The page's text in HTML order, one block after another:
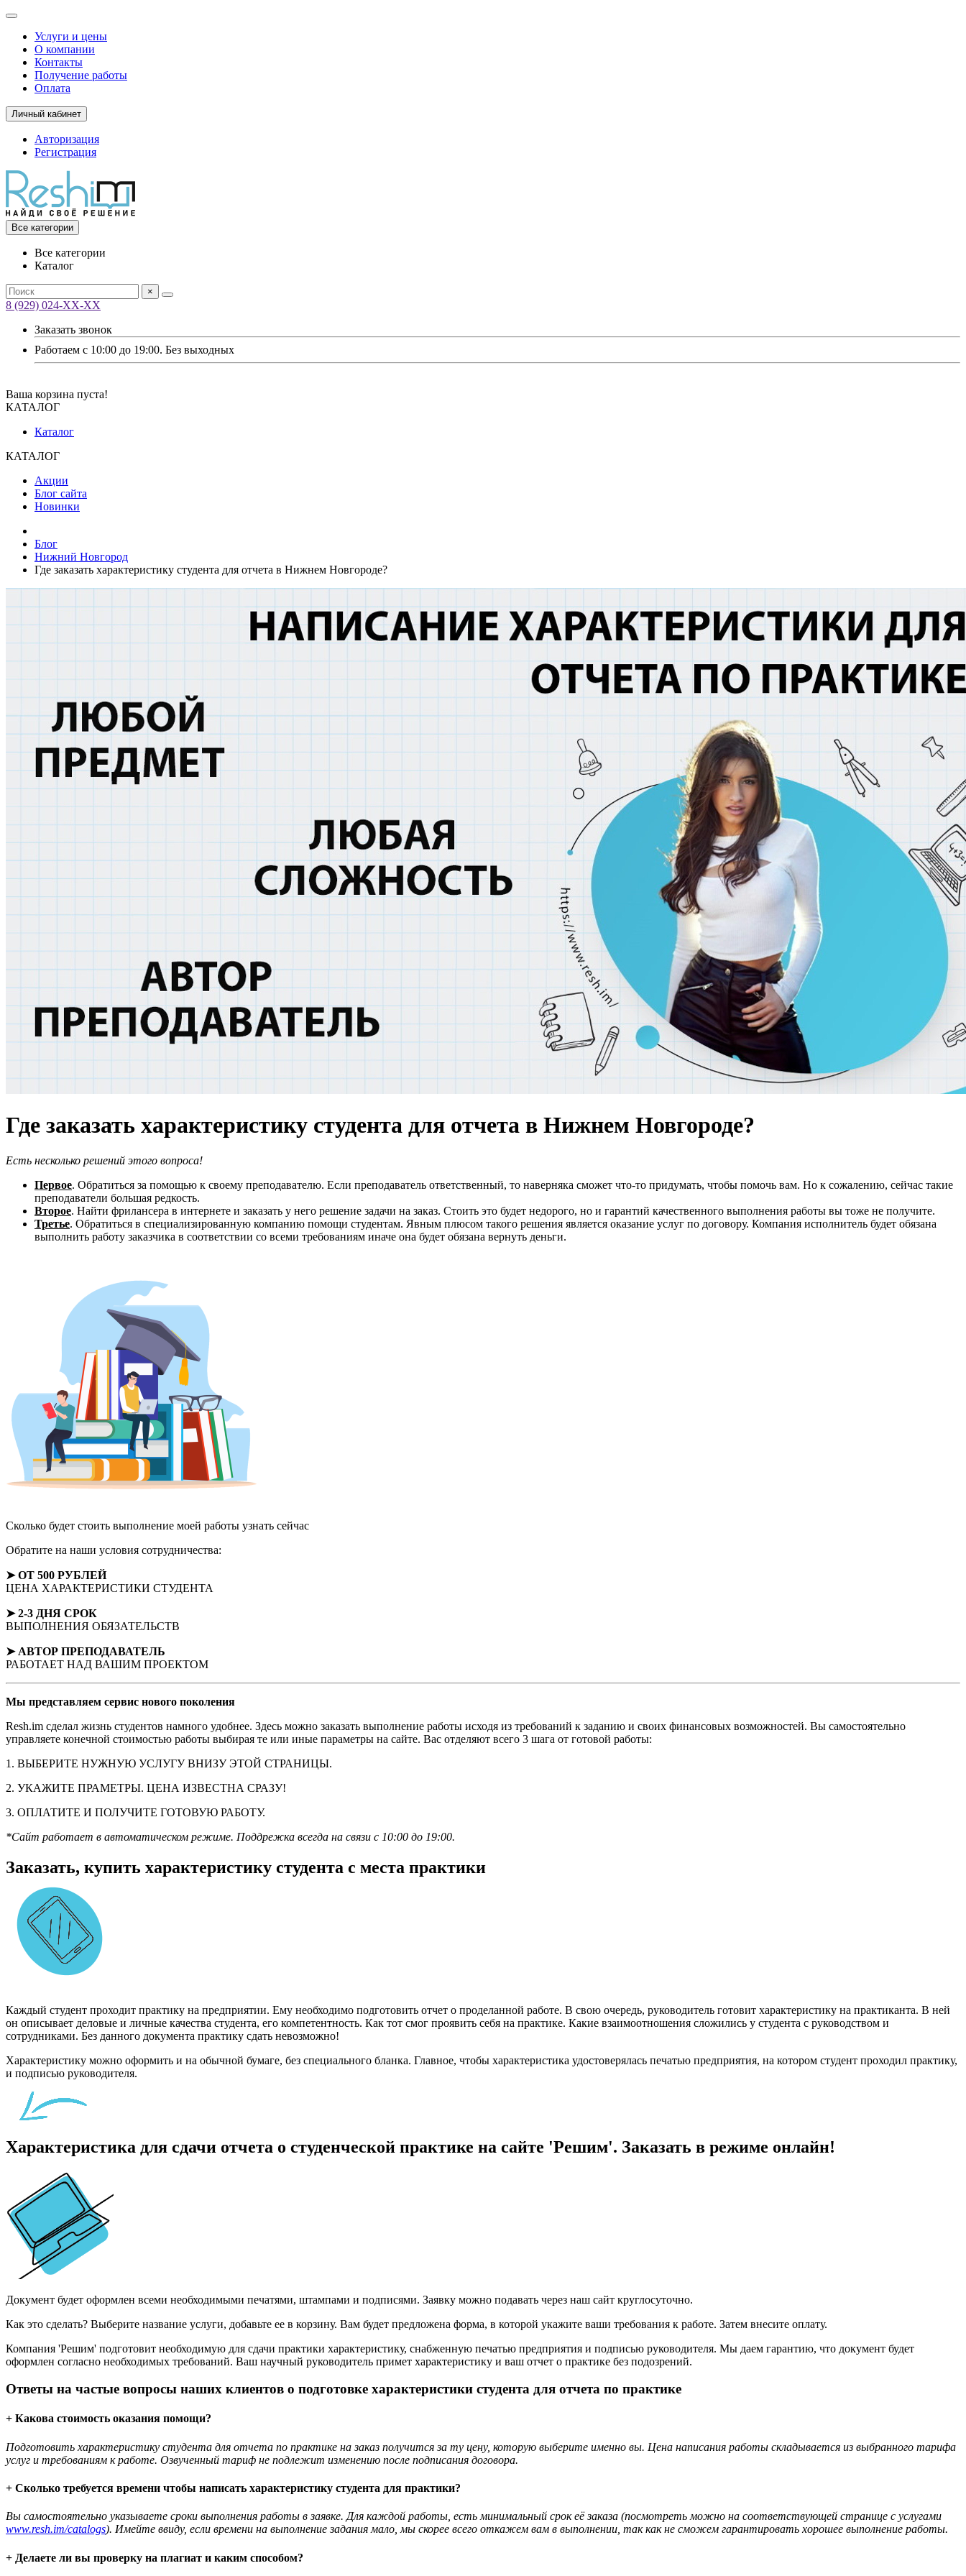
Услуги и цены
О компании
Контакты
Получение работы
Оплата
Личный кабинет
Авторизация
Регистрация
Все категории
Все категории
Каталог
×
8 (929) 024-ХХ-ХХ
Заказать звонок
Работаем с 10:00 до 19:00. Без выходных
Ваша корзина пуста!
КАТАЛОГ
Каталог
КАТАЛОГ
Акции
Блог сайта
Новинки
Блог
Нижний Новгород
Где заказать характеристику студента для отчета в Нижнем Новгороде?
Где заказать характеристику студента для отчета в Нижнем Новгороде?
Есть несколько решений этого вопроса!
Первое. Обратиться за помощью к своему преподавателю. Если преподаватель ответственный, то наверняка сможет что-то придумать, чтобы помочь вам. Но к сожалению, сейчас такие
преподаватели большая редкость.
Второе. Найти фрилансера в интернете и заказать у него решение задачи на заказ. Стоить это будет недорого, но и гарантий качественного выполнения работы вы тоже не получите.
Третье. Обратиться в специализированную компанию помощи студентам. Явным плюсом такого решения является оказание услуг по договору. Компания исполнитель будет обязана
выполнить работу заказчика в соответствии со всеми требованиям иначе она будет обязана вернуть деньги.
Сколько будет стоить выполнение моей работы узнать сейчас
Обратите на наши условия сотрудничества:
➤ ОТ 500 РУБЛЕЙ
ЦЕНА ХАРАКТЕРИСТИКИ СТУДЕНТА
➤ 2-3 ДНЯ СРОК
ВЫПОЛНЕНИЯ ОБЯЗАТЕЛЬСТВ
➤ АВТОР ПРЕПОДАВАТЕЛЬ
РАБОТАЕТ НАД ВАШИМ ПРОЕКТОМ
Мы представляем сервис нового поколения
Resh.im сделал жизнь студентов намного удобнее. Здесь можно заказать выполнение работы исходя из требований к заданию и своих финансовых возможностей. Вы самостоятельно
управляете конечной стоимостью работы выбирая те или иные параметры на сайте. Вас отделяют всего 3 шага от готовой работы:
1. ВЫБЕРИТЕ НУЖНУЮ УСЛУГУ ВНИЗУ ЭТОЙ СТРАНИЦЫ.
2. УКАЖИТЕ ПРАМЕТРЫ. ЦЕНА ИЗВЕСТНА СРАЗУ!
3. ОПЛАТИТЕ И ПОЛУЧИТЕ ГОТОВУЮ РАБОТУ.
*Сайт работает в автоматическом режиме. Поддрежка всегда на связи с 10:00 до 19:00.
Заказать, купить характеристику студента с места практики
Каждый студент проходит практику на предприятии. Ему необходимо подготовить отчет о проделанной работе. В свою очередь, руководитель готовит характеристику на практиканта. В ней
он описывает деловые и личные качества студента, его компетентность. Как тот смог проявить себя на практике. Какие взаимоотношения сложились у студента с руководством и
сотрудниками. Без данного документа практику сдать невозможно!
Характеристику можно оформить и на обычной бумаге, без специального бланка. Главное, чтобы характеристика удостоверялась печатью предприятия, на котором студент проходил практику,
и подписью руководителя.
Характеристика для сдачи отчета о студенческой практике на сайте 'Решим'. Заказать в режиме онлайн!
Документ будет оформлен всеми необходимыми печатями, штампами и подписями. Заявку можно подавать через наш сайт круглосуточно.
Как это сделать? Выберите название услуги, добавьте ее в корзину. Вам будет предложена форма, в которой укажите ваши требования к работе. Затем внесите оплату.
Компания 'Решим' подготовит необходимую для сдачи практики характеристику, снабженную печатью предприятия и подписью руководителя. Мы даем гарантию, что документ будет
оформлен согласно необходимых требований. Ваш научный руководитель примет характеристику и ваш отчет о практике без подозрений.
Ответы на частые вопросы наших клиентов о подготовке характеристики студента для отчета по практике
+ Какова стоимость оказания помощи?
Подготовить характеристику студента для отчета по практике на заказ получится за ту цену, которую выберите именно вы. Цена написания работы складывается из выбранного тарифа
услуг и требованиям к работе. Озвученный тариф не подлежит изменению после подписания договора.
+ Сколько требуется времени чтобы написать характеристику студента для практики?
Вы самостоятельно указываете сроки выполнения работы в заявке. Для каждой работы, есть минимальный срок её заказа (посмотреть можно на соответствующей странице с услугами
www.resh.im/catalogs). Имейте ввиду, если времени на выполнение задания мало, мы скорее всего откажем вам в выполнении, так как не сможем гарантировать хорошее выполнение работы.
+ Делаете ли вы проверку на плагиат и каким способом?